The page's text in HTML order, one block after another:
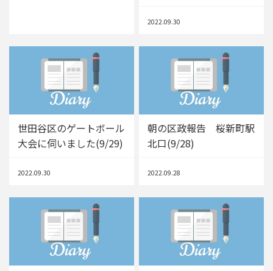
2022.09.30
世田谷区のゲートボール
大会に伺いました(9/29)
2022.09.30
朝の区政報告 桜新町駅
北口(9/28)
2022.09.28